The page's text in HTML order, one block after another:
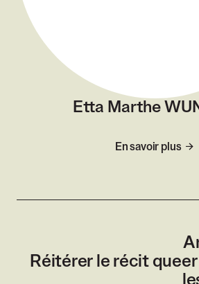
Etta Marthe
En savoir plus
Réitérer le récit